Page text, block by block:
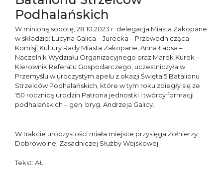
Podhalańskich
W minioną sobotę, 28.10.2023 r. delegacja Miasta Zakopane
w składzie: Lucyna Galica – Jurecka – Przewodnicząca
Komisji Kultury Rady Miasta Zakopane, Anna Łapsa –
Naczelnik Wydziału Organizacyjnego oraz Marek Kurek –
Kierownik Referatu Gospodarczego, uczestniczyła w
Przemyślu w uroczystym apelu z okazji Święta 5 Batalionu
Strzelców Podhalańskich, które w tym roku zbiegły się ze
150 rocznicą urodzin Patrona jednostki i twórcy formacji
podhalańskich – gen. bryg. Andrzeja Galicy.
W trakcie uroczystości miała miejsce przysięga Żołnierzy
Dobrowolnej Zasadniczej Służby Wojskowej.
Tekst: AŁ